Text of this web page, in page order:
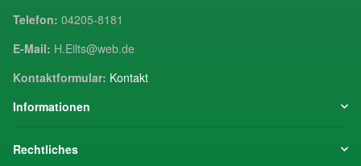
Telefon: 04205-8181
E-Mail: H.Eilts@web.de
Kontaktformular: Kontakt
Informationen
Rechtliches